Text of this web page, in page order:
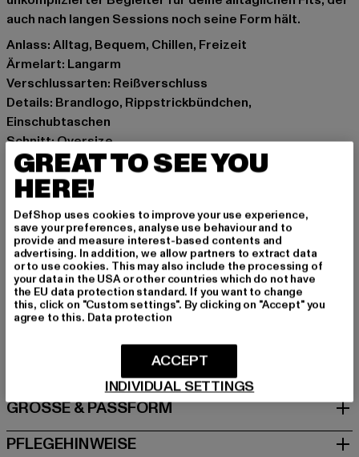
auch nach langen Sessions noch seine Form hält.
Anlass: Alltag, Bequem, Chillen, Freizeit
Ärmelart: Langarm
Verschlussarten: Reißverschluss
Details: Brandlogo, Rippstrickbündchen,
Einschubtaschen
Schnitt: Oversize
Marke: Karl Kani
Kat.: Sweat & Fleece - Hoodies Zipthrough
Farbe: beige
Hersteller Farbe: offwhite/lightblue
Materialzusammensetzung: 80% Baumwolle, 20%
Polyester
Art.Nr: 60220153-17601
Hersteller: Urban Styles Agency GmbH & Co. KG |
Schanzenstraße 41 | 51063 Köln | DE
GRÖSSE & PASSFORM
PFLEGEHINWEISE
GREAT TO SEE YOU
HERE!
DefShop uses cookies to improve your use experience,
save your preferences, analyse use behaviour and to
provide and measure interest-based contents and
advertising. In addition, we allow partners to extract data
or to use cookies. This may also include the processing of
your data in the USA or other countries which do not have
the EU data protection standard. If you want to change
this, click on "Custom settings". By clicking on "Accept" you
agree to this. Data protection
INDIVIDUAL SETTINGS
ACCEPT